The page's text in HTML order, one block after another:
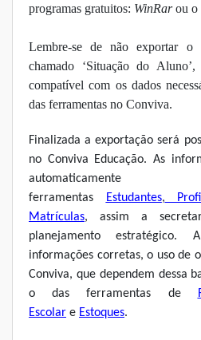
programas gratuitos: WinRarou o
Lembre-se de não exportar o
chamado ‘Situação do
compatível com os dados
das ferramentas no Conviva.
Finalizada a exportação será
no Conviva Educação. As
ferramentas
Estudantes,
Matrículas, assim a
planejamento
informações corretas, o uso de
Conviva, que dependem dessa
o das ferramentas de
Escolar e Estoques.